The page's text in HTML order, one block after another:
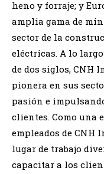
heno y forraje; y
amplia gama de
sector de la
eléctricas. A lo
de dos siglos, CNH
pionera en sus
pasión e
clientes. Como una
empleados de CNH
lugar de trabajo
capacitar a los